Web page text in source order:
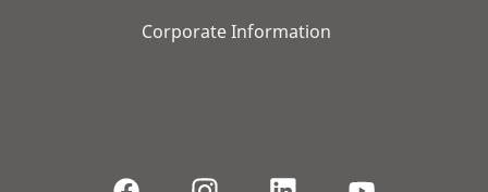
Corporate Information